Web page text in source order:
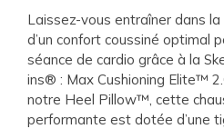
Laissez-vous entraîner dans
d’un confort coussiné optimal
séance de cardio grâce à la
ins® : Max Cushioning Elite™
notre Heel Pillow™, cette
performante est dotée d’une